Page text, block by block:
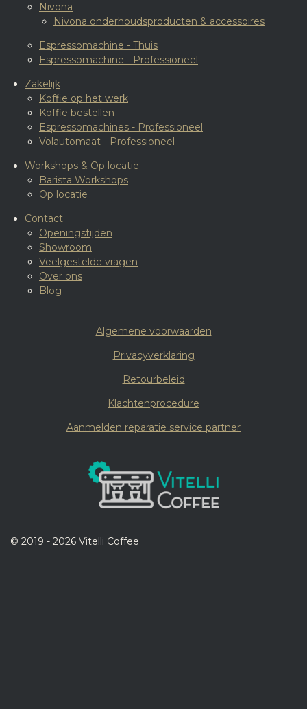
Nivona
Nivona onderhoudsproducten & accessoires
Espressomachine - Thuis
Espressomachine - Professioneel
Zakelijk
Koffie op het werk
Koffie bestellen
Espressomachines - Professioneel
Volautomaat - Professioneel
Workshops & Op locatie
Barista Workshops
Op locatie
Contact
Openingstijden
Showroom
Veelgestelde vragen
Over ons
Blog
Algemene voorwaarden
Privacyverklaring
Retourbeleid
Klachtenprocedure
Aanmelden reparatie service partner
© 2019 - 2026 Vitelli Coffee